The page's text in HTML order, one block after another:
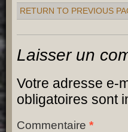
RETURN TO PREVIOUS
Laisser un
Votre adresse e-
obligatoires sont
Commentaire *